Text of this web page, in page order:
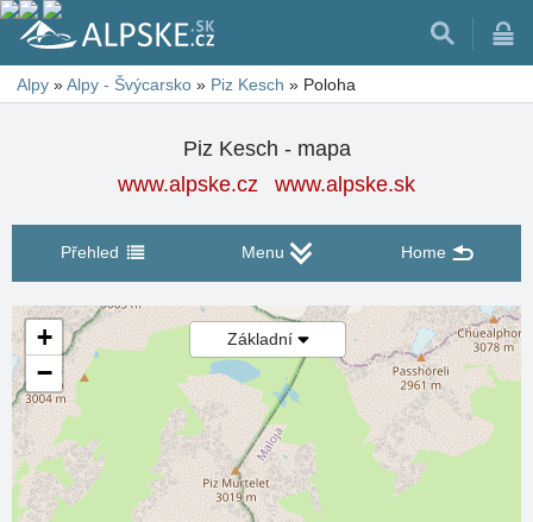
Alpy »Alpy - Švýcarsko » Piz Kesch » Poloha
Piz Kesch - mapa
www.alpske.cz
www.alpske.sk
Přehled Menu Home
Základní
+
−